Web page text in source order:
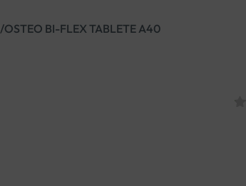
/OSTEO BI-FLEX TABLETE A40